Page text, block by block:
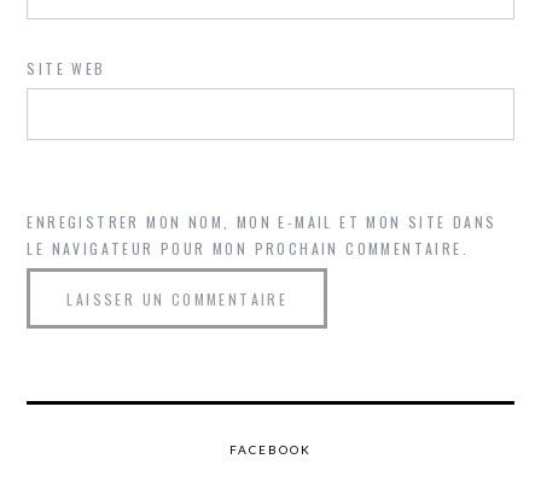
SITE WEB
ENREGISTRER MON NOM, MON E-MAIL ET MON SITE DANS
LE NAVIGATEUR POUR MON PROCHAIN COMMENTAIRE.
FACEBOOK